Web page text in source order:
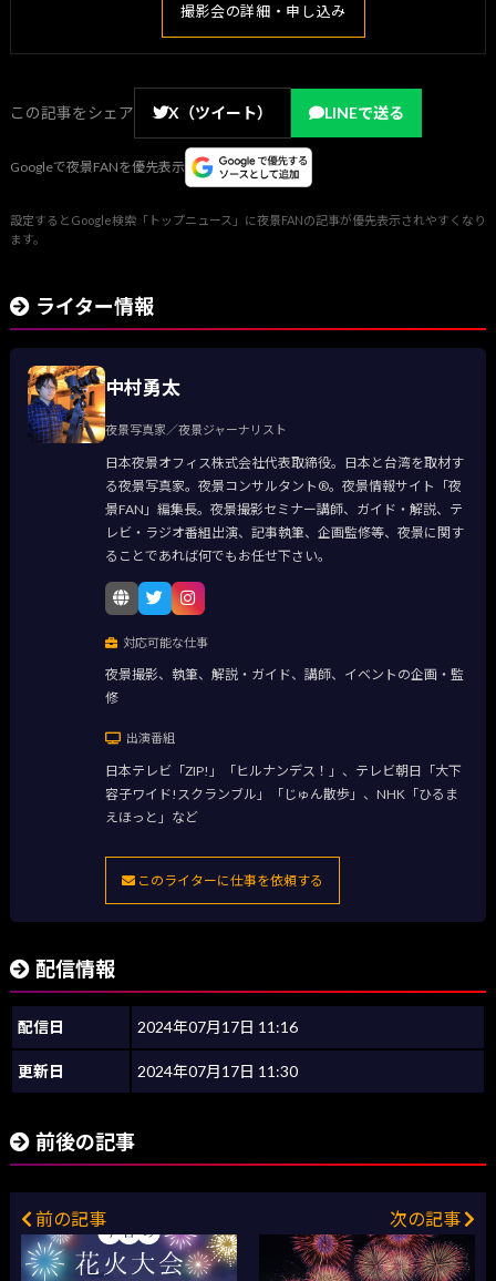
撮影会の詳細・申し込み
この記事をシェア X（ツイート） LINEで送る
Googleで夜景FANを優先表示
設定するとGoogle検索「トップニュース」に夜景FANの記事が優先表示されやすくなり
ます。
ライター情報
中村勇太
夜景写真家／夜景ジャーナリスト
日本夜景オフィス株式会社代表取締役。日本と台湾を取材す
る夜景写真家。夜景コンサルタント®。夜景情報サイト「夜
景FAN」編集長。夜景撮影セミナー講師、ガイド・解説、テ
レビ・ラジオ番組出演、記事執筆、企画監修等、夜景に関す
ることであれば何でもお任せ下さい。
対応可能な仕事
夜景撮影、執筆、解説・ガイド、講師、イベントの企画・監
修
出演番組
日本テレビ「ZIP!」「ヒルナンデス！」、テレビ朝日「大下
容子ワイド!スクランブル」「じゅん散歩」、NHK「ひるま
えほっと」など
このライターに仕事を依頼する
配信情報
配信日 2024年07月17日 11:16
更新日 2024年07月17日 11:30
前後の記事
前の記事 次の記事